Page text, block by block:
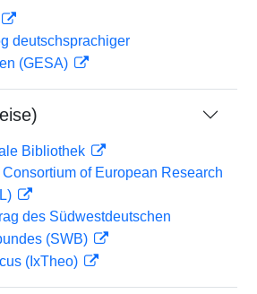
deutschsprachiger
(GESA)
Bibliothek
of European Research
des Südwestdeutschen
(SWB)
(IxTheo)